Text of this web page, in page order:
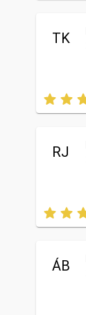
TK
RJ
ÁB